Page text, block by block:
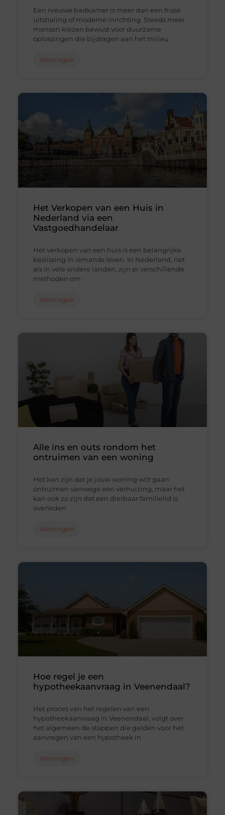
Een nieuwe badkamer is meer dan een frisse
uitstraling of moderne inrichting. Steeds meer
mensen kiezen bewust voor duurzame
oplossingen die bijdragen aan het milieu
Woningen
Het Verkopen van een Huis in
Nederland via een
Vastgoedhandelaar
Het verkopen van een huis is een belangrijke
beslissing in iemands leven. In Nederland, net
als in vele andere landen, zijn er verschillende
methoden om
Woningen
Alle ins en outs rondom het
ontruimen van een woning
Het kan zijn dat je jouw woning wilt gaan
ontruimen vanwege een verhuizing, maar het
kan ook zo zijn dat een dierbaar familielid is
overleden
Woningen
Hoe regel je een
hypotheekaanvraag in Veenendaal?
Het proces van het regelen van een
hypotheekaanvraag in Veenendaal, volgt over
het algemeen de stappen die gelden voor het
aanvragen van een hypotheek in
Woningen